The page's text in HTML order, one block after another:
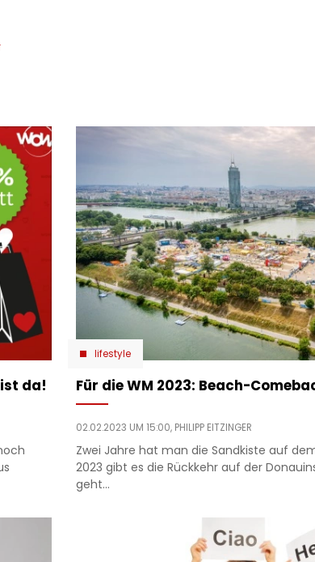
da!
lifestyle
Für die WM 2023: Beach-
02.02.2023 UM 15:00, PHILIPP EITZINGER
Zwei Jahre hat man die Sandkiste auf
2023 gibt es die Rückkehr auf der
geht…